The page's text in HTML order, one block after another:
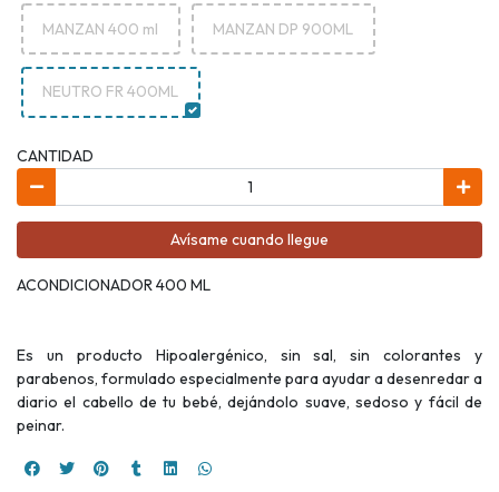
MANZAN 400 ml MANZAN DP 900ML
NEUTRO FR 400ML
CANTIDAD
Avísame cuando llegue
ACONDICIONADOR 400 ML
Es un producto Hipoalergénico, sin sal, sin colorantes y
parabenos, formulado especialmente para ayudar a desenredar a
diario el cabello de tu bebé, dejándolo suave, sedoso y fácil de
peinar.